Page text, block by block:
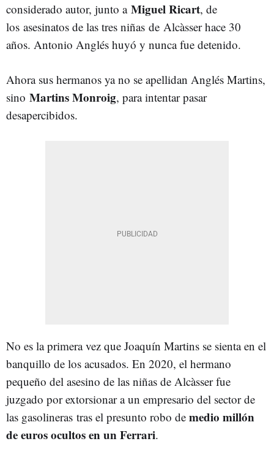
considerado autor, junto a Miguel Ricart, de
los asesinatos de las tres niñas de Alcàsser hace 30
años. Antonio Anglés huyó y nunca fue detenido.
Ahora sus hermanos ya no se apellidan Anglés Martins,
sino Martins Monroig, para intentar pasar
desapercibidos.
No es la primera vez que Joaquín Martins se sienta en el
banquillo de los acusados. En 2020, el hermano
pequeño del asesino de las niñas de Alcàsser fue
juzgado por extorsionar a un empresario del sector de
las gasolineras tras el presunto robo de medio millón
de euros ocultos en un Ferrari.